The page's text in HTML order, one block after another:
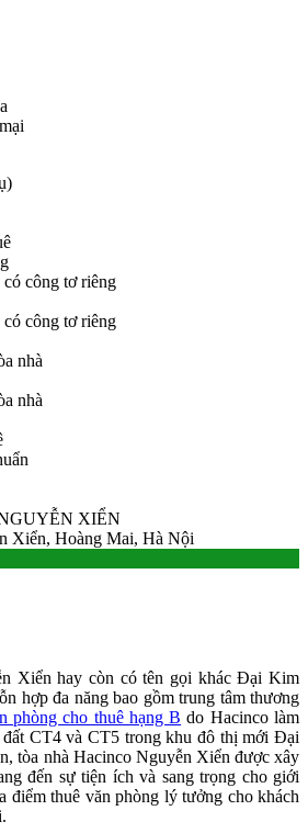
công tơ riêng
công tơ riêng
nhà
nhà
XIỂN
Hoàng Mai, Hà Nội
Xiển hay còn có tên gọi khác Đại Kim
hợp đa năng bao gồm trung tâm thương
phòng cho thuê hạng B do Hacinco làm
CT4 và CT5 trong khu đô thị mới Đại
tòa nhà Hacinco Nguyễn Xiển được xây
đến sự tiện ích và sang trọng cho giới
điểm thuê văn phòng lý tưởng cho khách